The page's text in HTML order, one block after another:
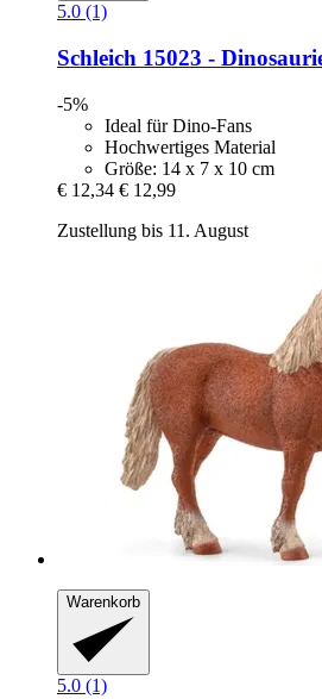
5.0 (1)
Schleich 15023 -​
-5%
Ideal für Dino-Fans
Hochwertiges Material
Größe: 14 x 7 x 10 cm
€ 12,34 € 12,99
Zustellung bis 11. August
Warenkorb
5.0 (1)